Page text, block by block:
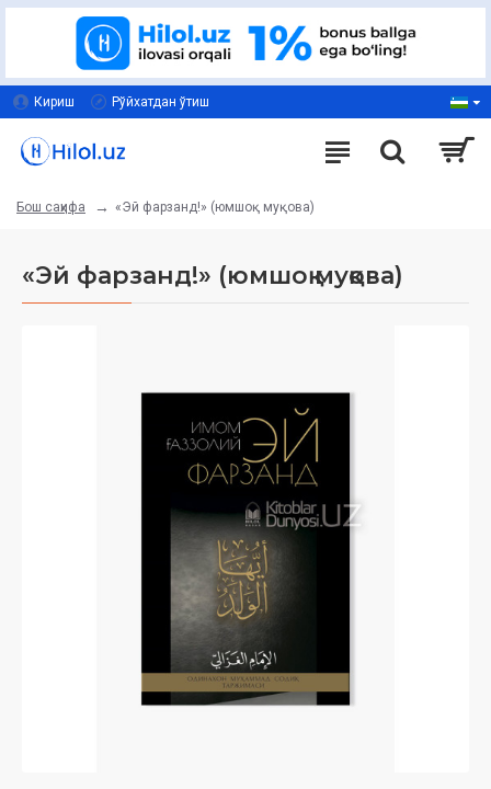
Кириш Рўйхатдан ўтиш
Бош саҳифа «Эй фарзанд!» (юмшоқ муқова)
«Эй фарзанд!» (юмшоқ муқова)